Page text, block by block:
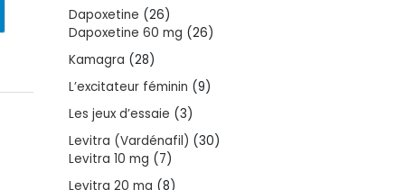
products
Dapoxetine 2626
products
Dapoxetine 60 mg 2626
Kamagra 2828
products
L’excitateur féminin 99
Les jeux d’essaie 33
products
Levitra (Vardénafil) 3030
Levitra 10 mg 77
products
Levitra 20 mg 88